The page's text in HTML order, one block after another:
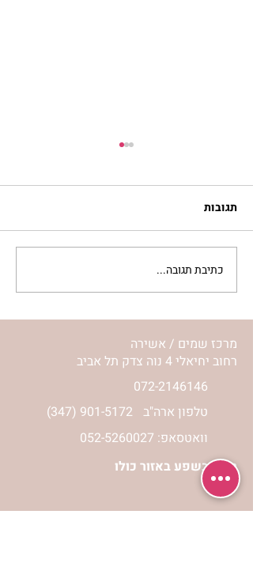
לחיות את המסע שלי | נורית
אילון הירש
תגובות
כתיבת תגובה...
מרכז שמים / אשירה
רחוב יחיאלי 4 נוה צדק תל אביב
072-2146146
(347) 901-5172 טלפון ארה"ב
וואטסאפ: 052-5260027
חניה בשפע באזור כולו
הרשמי לעדכונים